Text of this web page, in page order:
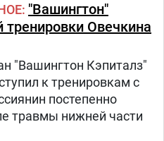
"Вашингтон"
тренировки Овечкина
"Вашингтон Кэпиталз"
к тренировкам с
постепенно
травмы нижней части